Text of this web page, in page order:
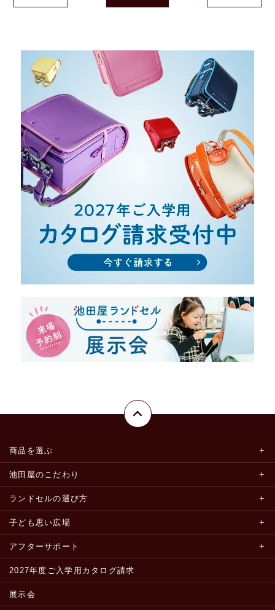
商品を選ぶ
池田屋のこだわり
ランドセルの選び方
子ども思い広場
アフターサポート
2027年度ご入学用カタログ請求
展示会